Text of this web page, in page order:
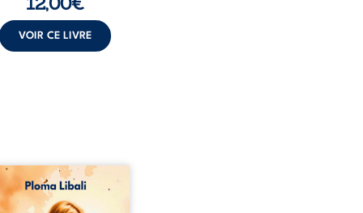
VOIR CE LIVRE
les champs
vibraient sous le